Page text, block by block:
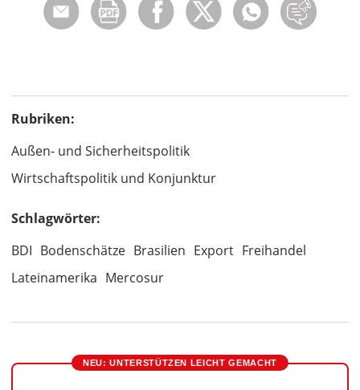
Rubriken:
Außen- und Sicherheitspolitik
Wirtschaftspolitik und Konjunktur
Schlagwörter:
BDI Bodenschätze Brasilien Export Freihandel
Lateinamerika Mercosur
NEU: UNTERSTÜTZEN LEICHT GEMACHT